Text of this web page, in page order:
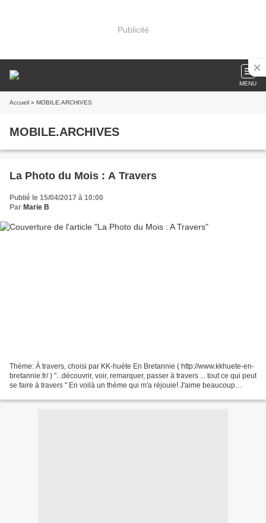
Publicité
MENU
Accueil » MOBILE.ARCHIVES
MOBILE.ARCHIVES
La Photo du Mois : A Travers
Publié le 15/04/2017 à 10:00
Par Marie B
Thème: À travers, choisi par KK-huète En Bretannie ( http://www.kkhuete-en-
bretannie.fr/ ) "...découvrir, voir, remarquer, passer à travers ... tout ce qui peut
se faire à travers " En voilà un thème qui m'a réjouie! J'aime beaucoup